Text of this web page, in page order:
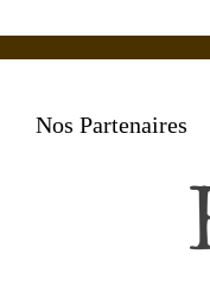
Nos Partenaires